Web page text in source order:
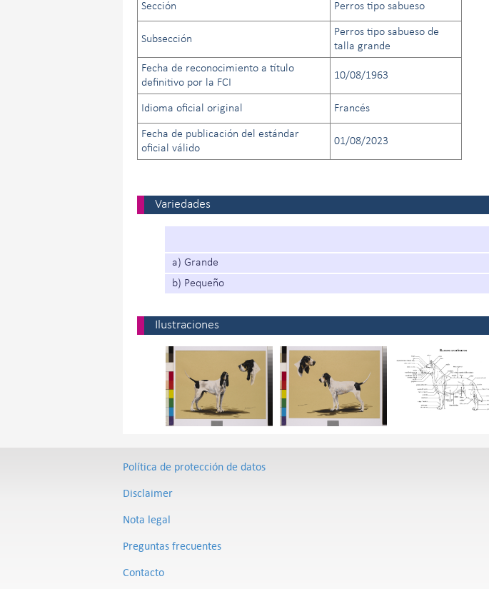
Sección Perros tipo sabueso
Subsección
Perros tipo sabueso de
talla grande
Fecha de reconocimiento a título
definitivo por la FCI
10/08/1963
Idioma oficial original Francés
Fecha de publicación del estándar
oficial válido
01/08/2023
Variedades
a) Grande
b) Pequeño
Ilustraciones
Política de protección de datos
Disclaimer
Nota legal
Preguntas frecuentes
Contacto